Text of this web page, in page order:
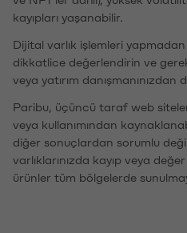
kayıpları yaşanabilir.
Dijital varlık işlemleri
dikkatlice değerlendirin ve
veya yatırım danışmanınızdan
Paribu, üçüncü taraf web
veya kullanımından
diğer sonuçlardan sorumlu
varlıklarınızda kayıp veya
ürünler tüm bölgelerde